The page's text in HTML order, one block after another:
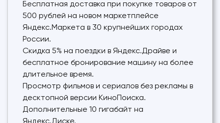
Бесплатная доставка при покупке товаров от
500 рублей на новом маркетплейсе
Яндекс.Маркета в 30 крупнейших городах
России.
Скидка 5% на поездки в Яндекс.Драйве и
бесплатное бронирование машину на более
длительное время.
Просмотр фильмов и сериалов без рекламы в
десктопной версии КиноПоиска.
Дополнительные 10 гигабайт на